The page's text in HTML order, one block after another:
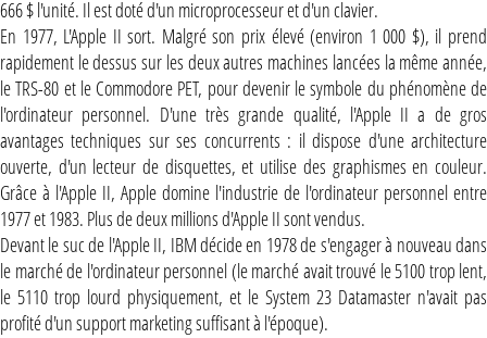
666 $ l'unité. Il est doté d'un microprocesseur et d'un clavier.
En 1977, L'Apple II sort. Malgré son prix élevé (environ 1 000 $), il prend
rapidement le dessus sur les deux autres machines lancées la même année,
le TRS-80 et le Commodore PET, pour devenir le symbole du phénomène de
l'ordinateur personnel. D'une très grande qualité, l'Apple II a de gros
avantages techniques sur ses concurrents : il dispose d'une architecture
ouverte, d'un lecteur de disquettes, et utilise des graphismes en couleur.
Grâce à l'Apple II, Apple domine l'industrie de l'ordinateur personnel entre
1977 et 1983. Plus de deux millions d'Apple II sont vendus.
Devant le suc de l'Apple II, IBM décide en 1978 de s'engager à nouveau dans
le marché de l'ordinateur personnel (le marché avait trouvé le 5100 trop lent,
le 5110 trop lourd physiquement, et le System 23 Datamaster n'avait pas
profité d'un support marketing suffisant à l'époque).